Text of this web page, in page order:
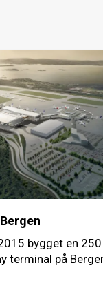
bygget en
terminal på